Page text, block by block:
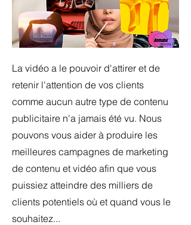
La vidéo a le pouvoir d'attirer et de
retenir l'attention de vos clients
comme aucun autre type de contenu
publicitaire n'a jamais été vu. Nous
pouvons vous aider à produire les
meilleures campagnes de marketing
de contenu et vidéo afin que vous
puissiez atteindre des milliers de
clients potentiels où et quand vous le
souhaitez...